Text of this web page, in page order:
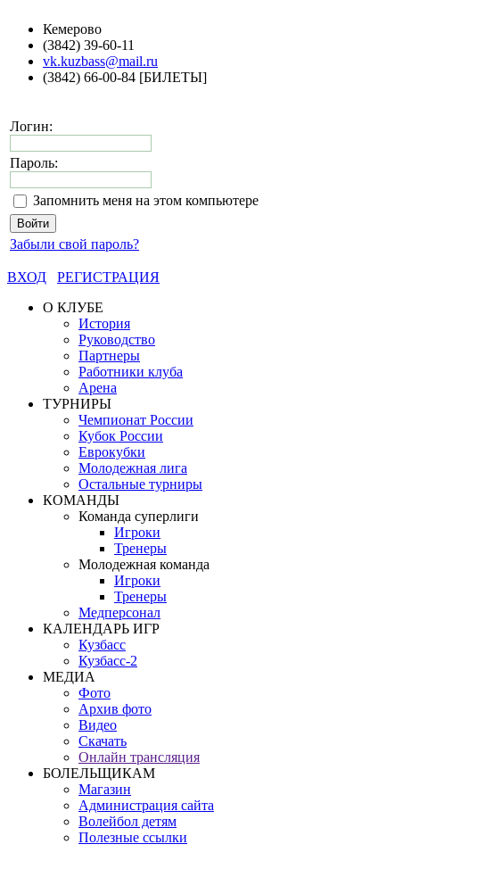
Кемерово
(3842) 39-60-11
vk.kuzbass@mail.ru
(3842) 66-00-84 [БИЛЕТЫ]
Логин:
Пароль:
Запомнить меня на этом компьютере
Забыли свой пароль?
ВХОД
РЕГИСТРАЦИЯ
О КЛУБЕ
История
Руководство
Партнеры
Работники клуба
Арена
ТУРНИРЫ
Чемпионат России
Кубок России
Еврокубки
Молодежная лига
Остальные турниры
КОМАНДЫ
Команда суперлиги
Игроки
Тренеры
Молодежная команда
Игроки
Тренеры
Медперсонал
КАЛЕНДАРЬ ИГР
Кузбасс
Кузбасс-2
МЕДИА
Фото
Архив фото
Видео
Скачать
Онлайн трансляция
БОЛЕЛЬЩИКАМ
Магазин
Администрация сайта
Волейбол детям
Полезные ссылки